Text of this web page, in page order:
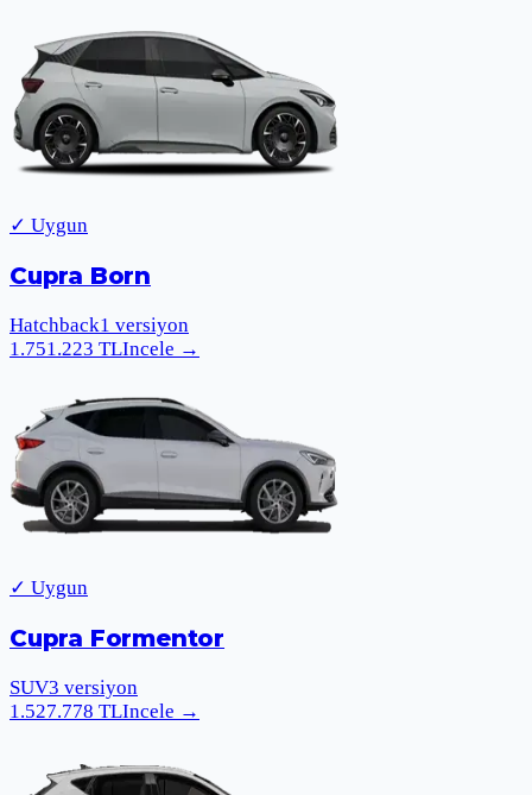
✓ Uygun
Cupra Born
Hatchback1 versiyon
1.751.223 TLIncele →
✓ Uygun
Cupra Formentor
SUV3 versiyon
1.527.778 TLIncele →